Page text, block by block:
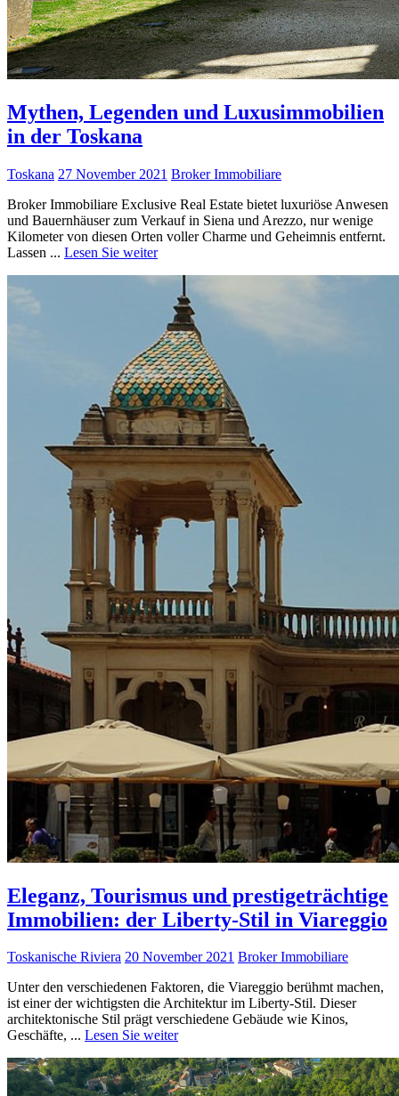
Mythen, Legenden und Luxusimmobilien
in der Toskana
Toskana 27 November 2021 Broker Immobiliare
Broker Immobiliare Exclusive Real Estate bietet luxuriöse Anwesen
und Bauernhäuser zum Verkauf in Siena und Arezzo, nur wenige
Kilometer von diesen Orten voller Charme und Geheimnis entfernt.
Lassen ... Lesen Sie weiter
Eleganz, Tourismus und prestigeträchtige
Immobilien: der Liberty-Stil in Viareggio
Toskanische Riviera 20 November 2021 Broker Immobiliare
Unter den verschiedenen Faktoren, die Viareggio berühmt machen,
ist einer der wichtigsten die Architektur im Liberty-Stil. Dieser
architektonische Stil prägt verschiedene Gebäude wie Kinos,
Geschäfte, ... Lesen Sie weiter